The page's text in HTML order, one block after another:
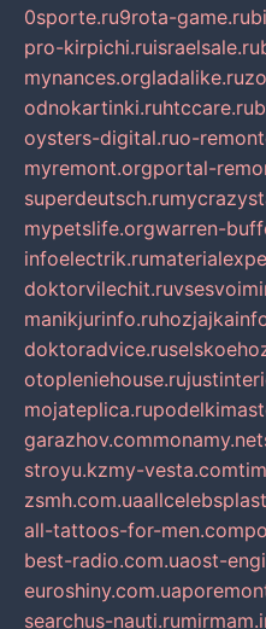
0sporte.ru9rota-game.ru
pro-kirpichi.ruisraelsale.ru
mynances.orgladalike.ru
odnokartinki.ruhtccare.ru
oysters-digital.ruo-
myremont.orgportal-
superdeutsch.ru
mypetslife.orgwarren-
infoelectrik.ru
doktorvilechit.ru
manikjurinfo.ru
doktoradvice.ru
otopleniehouse.ru
mojateplica.ru
garazhov.commonamy.net
stroyu.kzmy-vesta.com
zsmh.com.ua
all-tattoos-for-men.com
best-radio.com.uaost-
euroshiny.com.ua
searchus-nauti.ru